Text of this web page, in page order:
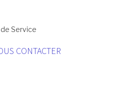
Service
CONTACTER